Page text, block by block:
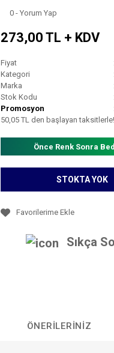
0 - Yorum Yap
273,00 TL + KDV
Fiyat
Kategori
Marka
Stok Kodu
Promosyon
50,05 TL den başlayan
Önce Renk Sonra
STOKTA YOK
Sıkça
ÖNERILERINIZ